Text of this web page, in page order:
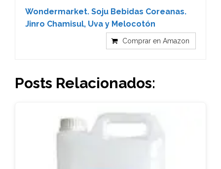
Wondermarket. Soju Bebidas Coreanas.
Jinro Chamisul, Uva y Melocotón
Comprar en Amazon
Posts Relacionados: